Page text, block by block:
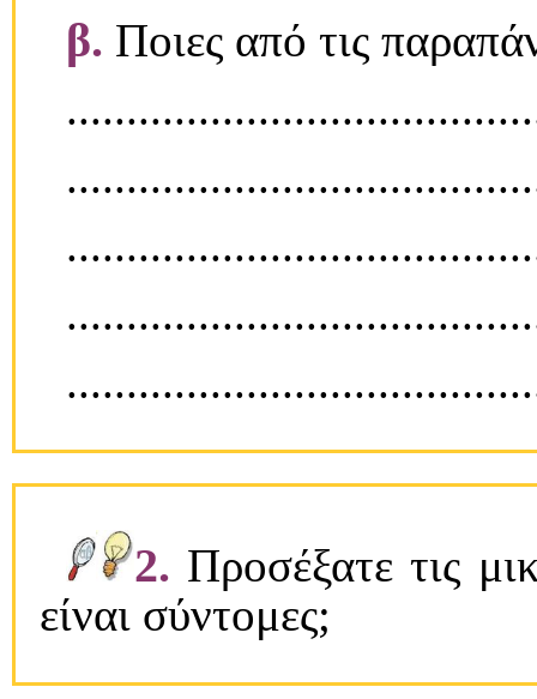
β. Ποιες από τις
2. Προσέξατε τις
είναι σύντομες;